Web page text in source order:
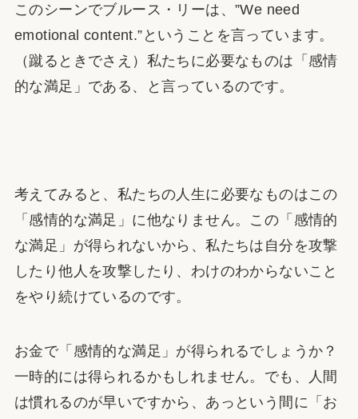
このシーンでブルース・リーは、”We need
emotional content.”ということを言っています。
（蹴るときでさえ）私たちに必要なものは「感情
的な満足」である、と言っているのです。
考えてみると、私たちの人生に必要なものはこの
「感情的な満足」に他なりません。この「感情的
な満足」が得られないから、私たちは自分を攻撃
したり他人を攻撃したり、わけのわからないこと
をやり続けているのです。
お金で「感情的な満足」が得られるでしょうか？
一時的には得られるかもしれません。でも、人間
は慣れるのが早いですから、あっという間に「お